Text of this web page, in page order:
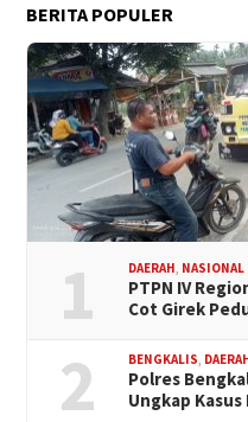
BERITA POPULER
1 DAERAH, NASIONAL
PTPN IV
Cot Girek
2 BENGKALIS,
Polres
Ungkap